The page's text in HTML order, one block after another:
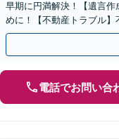
早期に円満解決！【遺言
めに！【不動産トラブル
る前にお手続きを。
電話でお問い合